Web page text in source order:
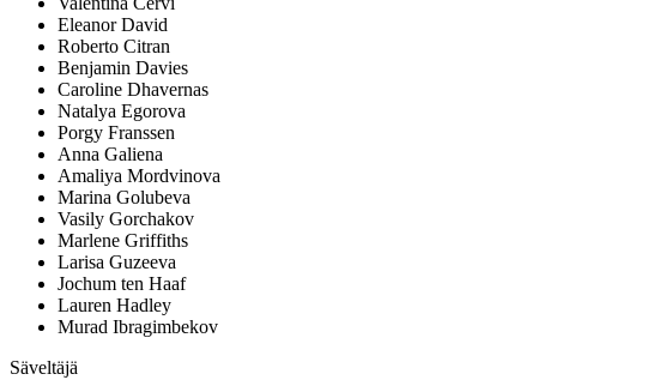
Eleanor David
Roberto Citran
Benjamin Davies
Caroline Dhavernas
Natalya Egorova
Porgy Franssen
Anna Galiena
Amaliya Mordvinova
Marina Golubeva
Vasily Gorchakov
Marlene Griffiths
Larisa Guzeeva
Jochum ten Haaf
Lauren Hadley
Murad Ibragimbekov
Säveltäjä